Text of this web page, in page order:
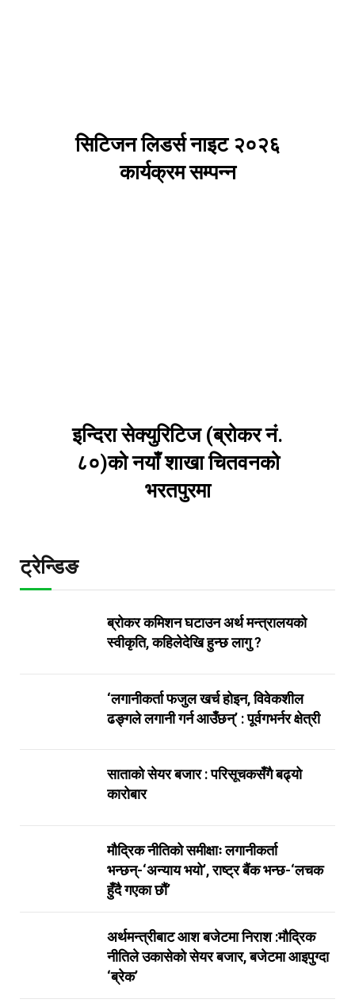
सिटिजन लिडर्स नाइट २०२६
कार्यक्रम सम्पन्न
इन्दिरा सेक्युरिटिज (ब्रोकर नं.
८०)को नयाँ शाखा चितवनको
भरतपुरमा
ट्रेन्डिङ
ब्रोकर कमिशन घटाउन अर्थ मन्त्रालयको
स्वीकृति, कहिलेदेखि हुन्छ लागु ?
‘लगानीकर्ता फजुल खर्च होइन, विवेकशील
ढङ्गले लगानी गर्न आउँछन्‌’ : पूर्वगभर्नर क्षेत्री
साताको सेयर बजार : परिसूचकसँगै बढ्यो
कारोबार
मौद्रिक नीतिको समीक्षाः लगानीकर्ता
भन्छन्-‘अन्याय भयो’, राष्ट्र बैंक भन्छ-‘लचक
हुँदै गएका छौं’
अर्थमन्त्रीबाट आश बजेटमा निराश :मौद्रिक
नीतिले उकासेको सेयर बजार, बजेटमा आइपुग्दा
‘ब्रेक’